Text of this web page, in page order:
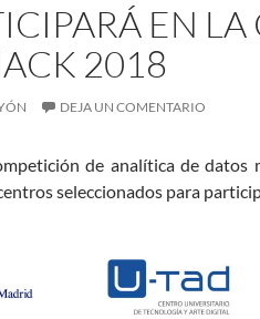
EN
2018
DEJA UN COMENTARIO
de analítica de datos
seleccionados para